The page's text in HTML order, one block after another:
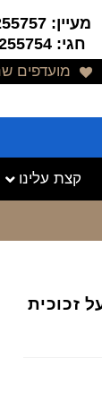
מעיין: 052-5255757
חגי: 052-5255754
מועדפים
קצת עלינו
זכוכית